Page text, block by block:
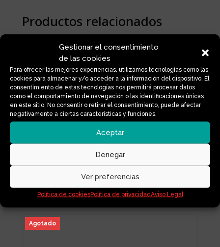
Gestionar el consentimiento
de las cookies
Para ofrecer las mejores experiencias, utilizamos tecnologías como las
cookies para almacenar y/o acceder a la información del dispositivo. El
consentimiento de estas tecnologías nos permitirá procesar datos
como el comportamiento de navegación o las identificaciones únicas
en este sitio. No consentir o retirar el consentimiento, puede afectar
negativamente a ciertas características y funciones.
Aceptar
Denegar
Ver preferencias
Política de cookiesPolítica de privacidadAviso Legal
Productos relacionados
PAPEL HIGIENICO
4,70€ IVA Incluido
Agotado